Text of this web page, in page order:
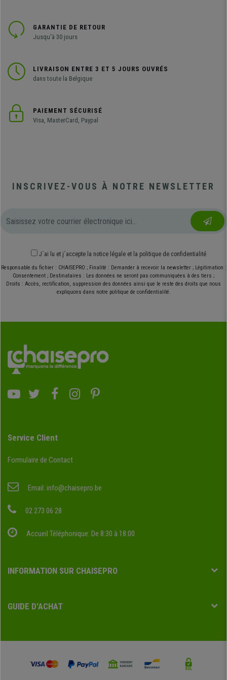
GARANTIE DE RETOUR
Jusqu'à 30 jours
LIVRAISON ENTRE 3 ET 5 JOURS OUVRÉS
dans toute la Belgique
PAIEMENT SÉCURISÉ
Visa, MasterCard, Paypal
INSCRIVEZ-VOUS À NOTRE NEWSLETTER
J´ai lu et j´accepte la notice légale et la politique de confidentialité
Responsable du fichier : CHAISEPRO ; Finalité : Demander à recevoir la newsletter ; Légitimation :
Consentement ; Destinataires : Les données ne seront pas communiquées à des tiers ;
Droits : Accès, rectification, suppression des données ainsi que le reste des droits que nous
expliquons dans notre politique de confidentialité.
Service Client
Formulaire de Contact
Email: info@chaisepro.be
02 273 06 28
Accueil Téléphonique: De 8:30 à 18:00
INFORMATION SUR CHAISEPRO
GUIDE D'ACHAT